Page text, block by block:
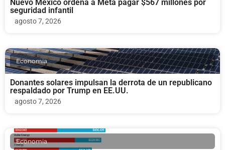
Nuevo México ordena a Meta pagar $567 millones por
seguridad infantil
agosto 7, 2026
Economia
Donantes solares impulsan la derrota de un republicano
respaldado por Trump en EE.UU.
agosto 7, 2026
Economia